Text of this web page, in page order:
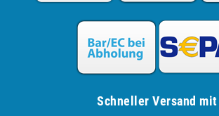
Schneller Versand mit